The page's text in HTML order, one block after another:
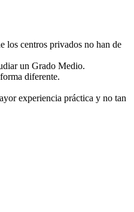
los centros privados no han de
un Grado Medio.
diferente.
experiencia práctica y no tan